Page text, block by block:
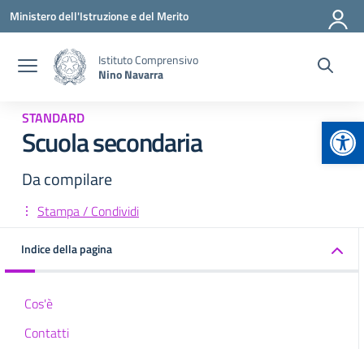
Vai ai contenuti
Vai al menu di navigazione
Vai al footer
Ministero dell'Istruzione e del Merito
Istituto Comprensivo
Nino Navarra
STANDARD
Scuola secondaria
Da compilare
Stampa / Condividi
Indice della pagina
Cos'è
Contatti